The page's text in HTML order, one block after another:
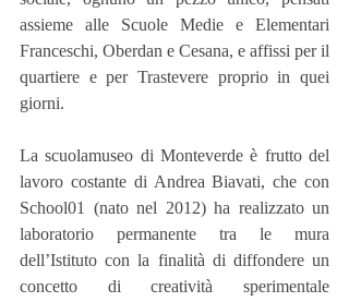
assieme alle Scuole Medie e Elementari
Franceschi, Oberdan e Cesana, e affissi per il
quartiere e per Trastevere proprio in quei
giorni.
La scuolamuseo di Monteverde è frutto del
lavoro costante di Andrea Biavati, che con
School01 (nato nel 2012) ha realizzato un
laboratorio permanente tra le mura
dell’Istituto con la finalità di diffondere un
concetto di creatività sperimentale